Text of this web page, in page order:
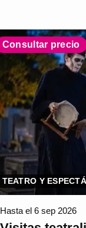
Consultar precio
TEATRO Y
Hasta el 6 sep 2026